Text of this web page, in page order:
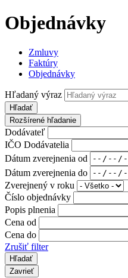
Objednávky
Zmluvy
Faktúry
Objednávky
Hľadaný výraz
Hľadať
Rozšírené hľadanie
Dodávateľ
IČO Dodávatelia
Dátum zverejnenia od
Dátum zverejnenia do
Zverejnený v roku
Číslo objednávky
Popis plnenia
Cena od
Cena do
Zrušiť filter
Zavrieť